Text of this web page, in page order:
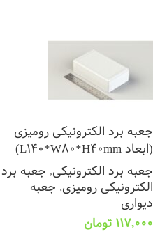
جعبه برد الکترونیکی رومیزی
(ابعاد L140*W80*H40mm)
جعبه برد الکترونیکی, جعبه برد
الکترونیکی رومیزی, جعبه
دیواری
117,000 تومان